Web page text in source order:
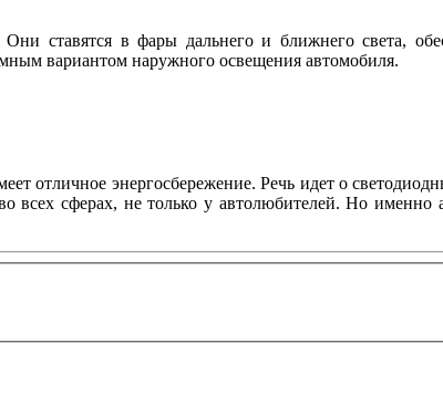
ставятся в фары дальнего и ближнего света,
вариантом наружного освещения автомобиля.
отличное энергосбережение. Речь идет о
всех сферах, не только у автолюбителей. Но